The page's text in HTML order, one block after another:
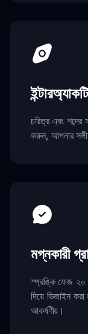
চরিত্র এবং
করুন, আপনার
মগ্নকারী
স্প্রঙ্কি ফেজ ২০
দিয়ে ডিজাইন
আকর্ষণীয়।